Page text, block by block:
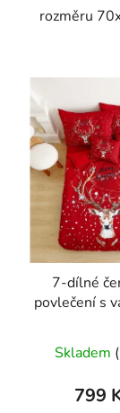
rozměru
7-dílné
povlečení s
Skladem
799